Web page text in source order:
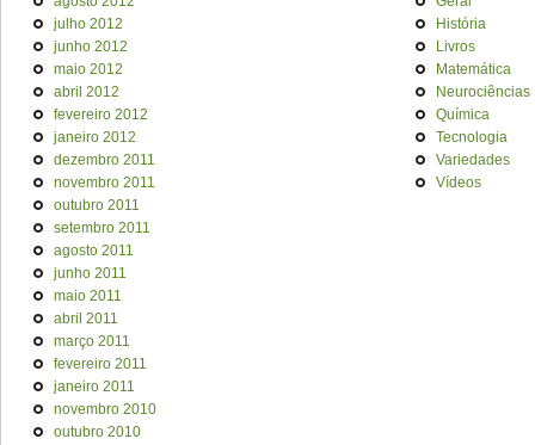
julho 2012
junho 2012
maio 2012
abril 2012
fevereiro 2012
janeiro 2012
dezembro 2011
novembro 2011
outubro 2011
setembro 2011
agosto 2011
junho 2011
maio 2011
abril 2011
março 2011
fevereiro 2011
janeiro 2011
novembro 2010
outubro 2010
História
Livros
Matemática
Neurociências
Química
Tecnologia
Variedades
Vídeos